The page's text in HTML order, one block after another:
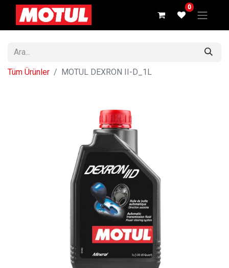
0
Tüm Ürünler MOTUL DEXRON II-D_1L